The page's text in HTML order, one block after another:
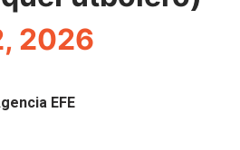
2026
EFE